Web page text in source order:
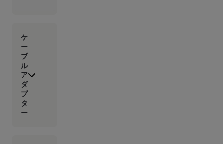
ケ
ー
ブ
ル
ア
ダ
プ
タ
ー